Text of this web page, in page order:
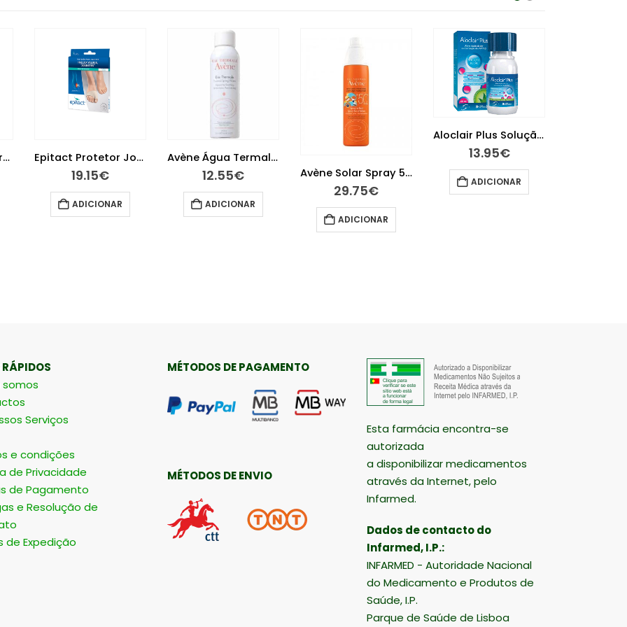
Avene Hydrance Creme Rico 40 ml Epitact Protetor Joanetes Tamanho M
19.15€
ADICIONAR
Avène Água Termal 150ml
12.55€
ADICIONAR
Avène Solar Spray 50+ Criança 200 ml
29.75€
ADICIONAR
Aloclair Plus Solução Oral 60 ml
13.95€
ADICIONAR
somos
Serviços
e condições
de Privacidade
de Pagamento
e Resolução de
de Expedição
MÉTODOS DE PAGAMENTO
MÉTODOS DE ENVIO
Esta farmácia encontra-se
autorizada
a disponibilizar medicamentos
através da Internet, pelo
Infarmed.
Dados de contacto do
Infarmed, I.P.:
INFARMED - Autoridade Nacional
do Medicamento e Produtos de
Saúde, I.P.
Parque de Saúde de Lisboa